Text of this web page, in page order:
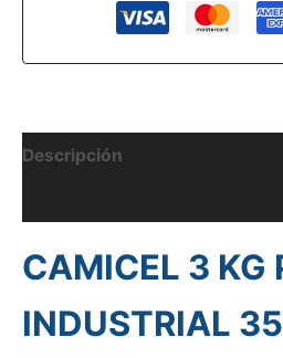
cantidad
Descripción
CAMICEL 3 KG
INDUSTRIAL